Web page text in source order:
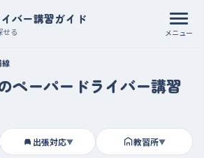
バー講習ガイド
る メニュー
ペーパードライバー講習
出張対応▼ 教習所▼